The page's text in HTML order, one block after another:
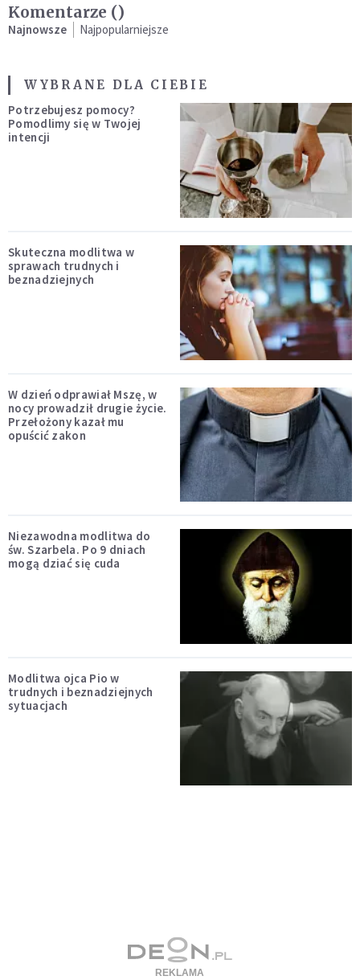
Komentarze ()
Najnowsze Najpopularniejsze
WYBRANE DLA CIEBIE
Potrzebujesz pomocy?
Pomodlimy się w Twojej
intencji
Skuteczna modlitwa w
sprawach trudnych i
beznadziejnych
W dzień odprawiał Mszę, w
nocy prowadził drugie życie.
Przełożony kazał mu
opuścić zakon
Niezawodna modlitwa do
św. Szarbela. Po 9 dniach
mogą dziać się cuda
Modlitwa ojca Pio w
trudnych i beznadziejnych
sytuacjach